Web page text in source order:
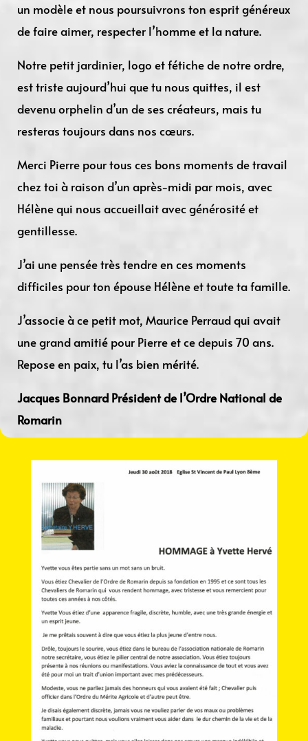
un modèle et nous poursuivrons ton esprit généreux
de faire aimer, respecter l’homme et la nature.
Notre petit jardinier, logo et fétiche de notre ordre,
est triste aujourd’hui que tu nous quittes, il est
devenu orphelin d’un de ses créateurs, mais tu
resteras toujours dans nos cœurs.
Merci Pierre pour tous ces bons moments de travail
chez toi à raison d’un après-midi par mois, avec
Hélène qui nous accueillait avec générosité et
gentillesse.
J’ai une pensée très tendre en ces moments
difficiles pour ton épouse Hélène et toute ta famille.
J’associe à ce petit mot, Maurice Perraud qui avait
une grand amitié pour Pierre et ce depuis 70 ans.
Repose en paix, tu l’as bien mérité.
Jacques Bonnard Président de l’Ordre National de
Romarin